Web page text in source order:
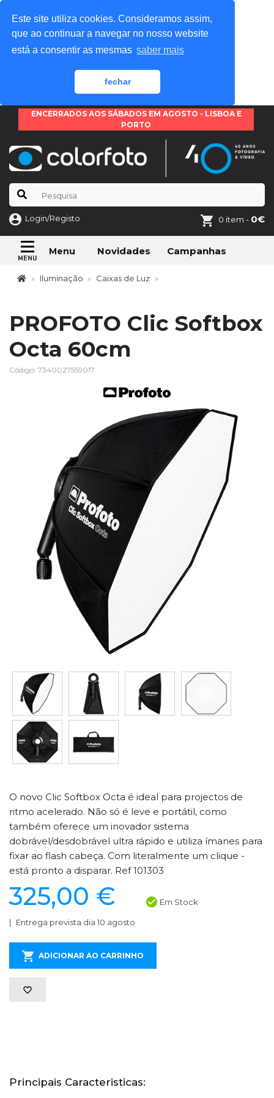
Este site utiliza cookies. Consideramos assim,
que ao continuar a navegar no nosso website
está a consentir as mesmas saber mais
fechar
ENCERRADOS AOS SÁBADOS EM AGOSTO - LISBOA E
PORTO
Login/Registo 0 item - 0€
Menu Novidades Campanhas
Iluminação Caixas de Luz
PROFOTO Clic Softbox
Octa 60cm
Código: 7340027559017
O novo Clic Softbox Octa é ideal para projectos de
ritmo acelerado. Não só é leve e portátil, como
também oferece um inovador sistema
dobrável/desdobrável ultra rápido e utiliza ímanes para
fixar ao flash cabeça. Com literalmente um clique -
está pronto a disparar. Ref 101303
325,00 € Em Stock
Entrega prevista dia 10 agosto
ADICIONAR AO CARRINHO
Principais Caracteristicas: